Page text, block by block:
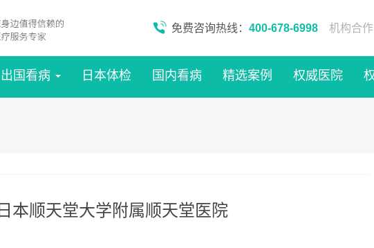
免费咨询热线： 400-678-6998 机构合作
出国看病 日本体检 国内看病 精选案例 权威医院
日本顺天堂大学附属顺天堂医院